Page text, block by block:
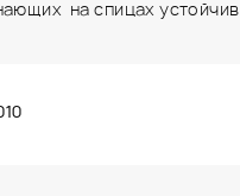
на спицах